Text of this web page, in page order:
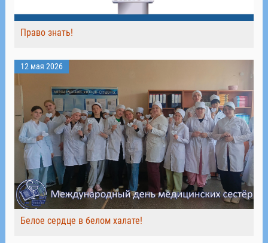
Право знать!
12 мая 2026
Белое сердце в белом халате!